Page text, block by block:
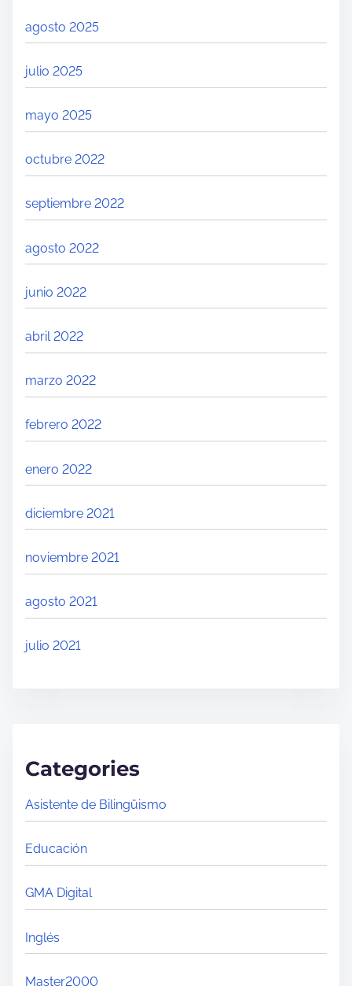
agosto 2025
julio 2025
mayo 2025
octubre 2022
septiembre 2022
agosto 2022
junio 2022
abril 2022
marzo 2022
febrero 2022
enero 2022
diciembre 2021
noviembre 2021
agosto 2021
julio 2021
Categories
Asistente de Bilingüismo
Educación
GMA Digital
Inglés
Master2000